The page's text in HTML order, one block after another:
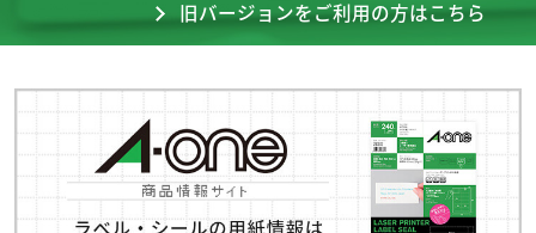
旧バージョンをご利用の方はこちら